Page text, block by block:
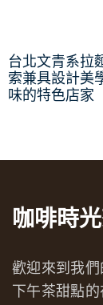
台北文青系拉
索兼具設計美
味的特色店家
咖啡時
歡迎來到我
下午茶甜點